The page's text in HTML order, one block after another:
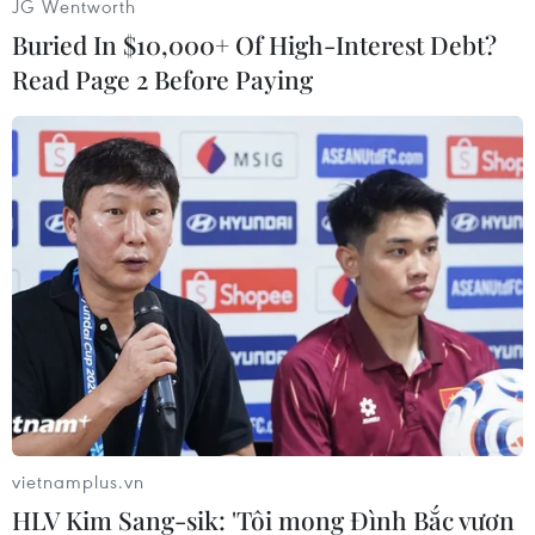
huyền thoại phương Đông như “Thần thoại
Arab,” “Tây Du Ký” và các câu chuyện cổ tích
phương Tây “Phù thủy xứ Oz,” “Jack và hạt
đậu...”
Ngoài ra, triển lãm còn trưng bày nhiều dự án
sáng tạo của các cơ quan chính quyền Hong
Kong, sử dụng hoa làm phương tiện để mang
đến cho cảnh quan đô thị sức sống mới.
Các loài hoa phong phú tạo thành những thác
hoa đầy màu sắc, giống như cầu vồng thật treo
trên bầu trời. Du khách có thể chiêm ngưỡng
cận cảnh những tác phẩm điêu khắc làm từ
thực vật này và chụp ảnh.
JG Wentworth
Buried In $10,000+ Of High-Interest Debt?
Read Page 2 Before Paying
vietnamplus.vn
HLV Kim Sang-sik: 'Tôi mong Đình Bắc vươn